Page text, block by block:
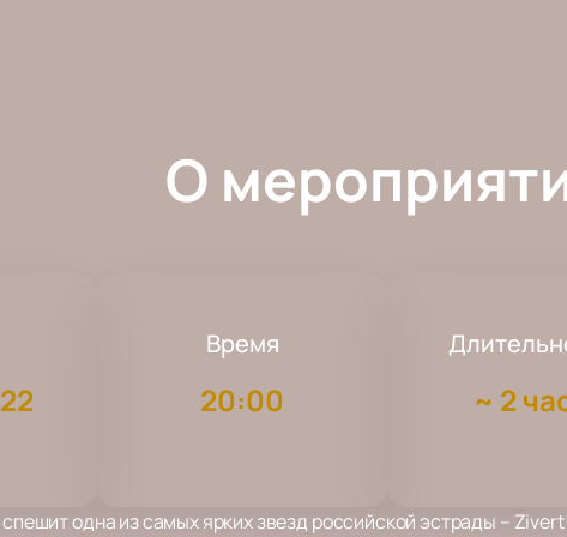
О
Время
20:00 ~ 2
одна из самых ярких звезд российской эстрады –